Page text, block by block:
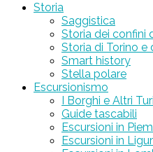
Storia
Saggistica
Storia dei confini
Storia di Torino e
Smart history
Stella polare
Escursionismo
I Borghi e Altri
Guide tascabili
Escursioni in
Escursioni in